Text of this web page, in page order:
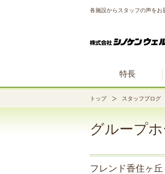
各施設からスタッフの声をお
特長
トップ スタッフブログ
グループ
フレンド香住ヶ